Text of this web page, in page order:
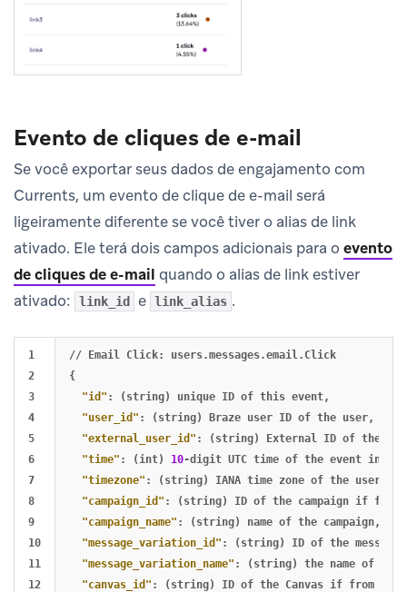
Evento de cliques de e-mail
Se você exportar seus dados de engajamento com
Currents, um evento de clique de e-mail será
ligeiramente diferente se você tiver o alias de link
ativado. Ele terá dois campos adicionais para o evento
de cliques de e-mail quando o alias de link estiver
ativado:
link_id e link_alias .
1
2
3
4
5
6
7
8
9
10
11
12
// Email Click:
users.messages.email.Click
{
"id" : (string) unique ID of this event,
"user_id" : (string) Braze user ID of the user,
"external_user_id" : (string) External ID of the
"time" : (int) 10-digit UTC time of the event in
"timezone" : (string) IANA time zone of the user
"campaign_id" : (string) ID of the campaign if from
"campaign_name" : (string) name of the campaign,
"message_variation_id" : (string) ID of the message
"message_variation_name" : (string) the name of
"canvas_id" : (string) ID of the Canvas if from